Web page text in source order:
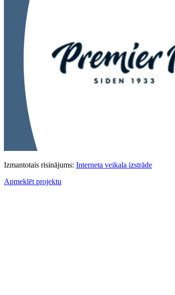
Izmantotais risinājums: Interneta veikala izstrāde
Apmeklēt projektu